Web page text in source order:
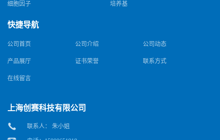
细胞因子 培养基
快捷导航
公司首页 公司介绍 公司动态
产品展厅 证书荣誉 联系方式
在线留言
上海创赛科技有限公司
联系人： 朱小姐